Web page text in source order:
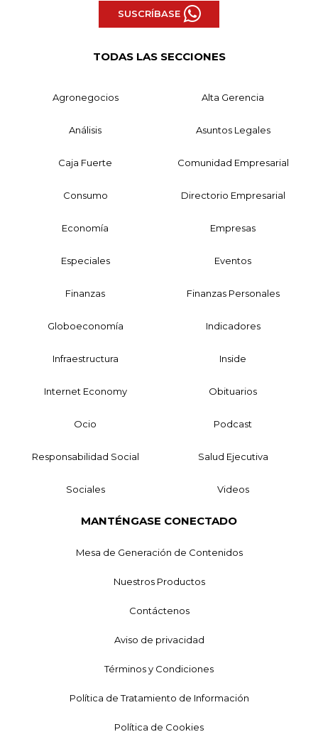
SUSCRÍBASE
TODAS LAS SECCIONES
Agronegocios Alta Gerencia
Análisis Asuntos Legales
Caja Fuerte Comunidad Empresarial
Consumo Directorio Empresarial
Economía Empresas
Especiales Eventos
Finanzas Finanzas Personales
Globoeconomía Indicadores
Infraestructura Inside
Internet Economy Obituarios
Ocio Podcast
Responsabilidad Social Salud Ejecutiva
Sociales Videos
MANTÉNGASE CONECTADO
Mesa de Generación de Contenidos
Nuestros Productos
Contáctenos
Aviso de privacidad
Términos y Condiciones
Política de Tratamiento de Información
Política de Cookies